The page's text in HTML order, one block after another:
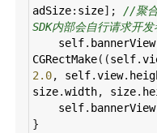
adSize: size]; //聚合
SDK内部会自行请求开
self. bannerView
CGRectMake((self.
2.0, self.view.
size.width, size.
self. bannerView
}